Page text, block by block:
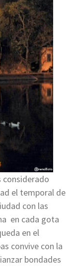
considerado
el temporal de
con las
en cada gota
en el
convive con la
bondades